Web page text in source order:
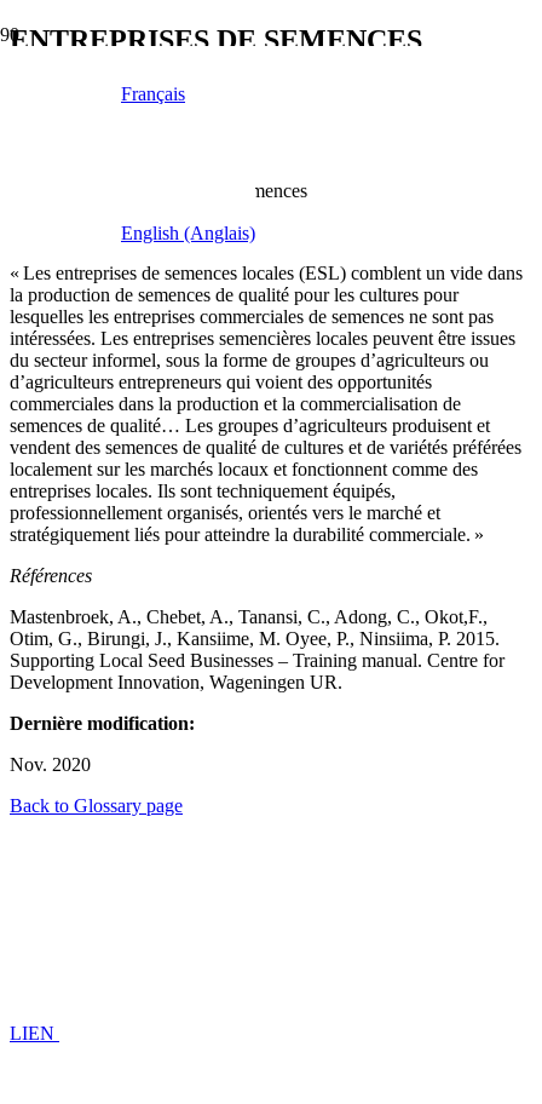
Français
English (Anglais)
ENTREPRISES DE SEMENCES
Semences
« Les entreprises de semences locales (ESL) comblent un vide dans
la production de semences de qualité pour les cultures pour
lesquelles les entreprises commerciales de semences ne sont pas
intéressées. Les entreprises semencières locales peuvent être issues
du secteur informel, sous la forme de groupes d’agriculteurs ou
d’agriculteurs entrepreneurs qui voient des opportunités
commerciales dans la production et la commercialisation de
semences de qualité… Les groupes d’agriculteurs produisent et
vendent des semences de qualité de cultures et de variétés préférées
localement sur les marchés locaux et fonctionnent comme des
entreprises locales. Ils sont techniquement équipés,
professionnellement organisés, orientés vers le marché et
stratégiquement liés pour atteindre la durabilité commerciale. »
Références
Mastenbroek, A., Chebet, A., Tanansi, C., Adong, C., Okot,F.,
Otim, G., Birungi, J., Kansiime, M. Oyee, P., Ninsiima, P. 2015.
Supporting Local Seed Businesses – Training manual. Centre for
Development Innovation, Wageningen UR.
Dernière modification:
Nov. 2020
Back to Glossary page
LIEN